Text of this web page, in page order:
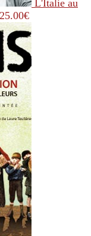
L'Italie au
25.00€